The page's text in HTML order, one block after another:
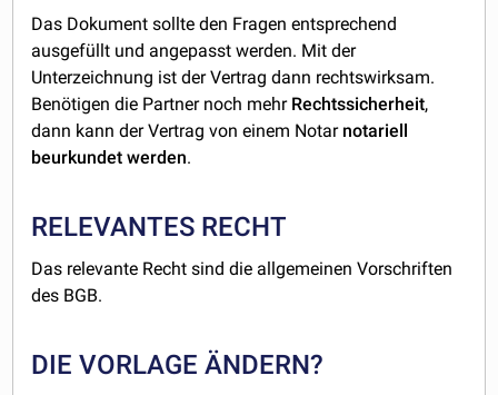
Das Dokument sollte den Fragen entsprechend
ausgefüllt und angepasst werden. Mit der
Unterzeichnung ist der Vertrag dann rechtswirksam.
Benötigen die Partner noch mehr Rechtssicherheit,
dann kann der Vertrag von einem Notar notariell
beurkundet werden.
RELEVANTES RECHT
Das relevante Recht sind die allgemeinen Vorschriften
des BGB.
DIE VORLAGE ÄNDERN?